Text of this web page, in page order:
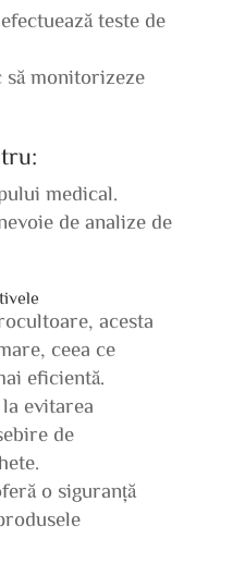
teste de
să monitorizeze
medical.
de analize de
acesta
ceea ce
eficientă.
evitarea
de
o siguranță